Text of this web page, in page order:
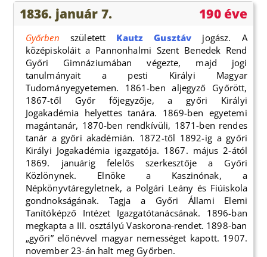
1836. január 7. 190 éve
Győrben született Kautz Gusztáv jogász. A
középiskoláit a Pannonhalmi Szent Benedek Rend
Győri Gimnáziumában végezte, majd jogi
tanulmányait a pesti Királyi Magyar
Tudományegyetemen. 1861-ben aljegyző Győrött,
1867-től Győr főjegyzője, a győri Királyi
Jogakadémia helyettes tanára. 1869-ben egyetemi
magántanár, 1870-ben rendkívüli, 1871-ben rendes
tanár a győri akadémián. 1872-től 1892-ig a győri
Királyi Jogakadémia igazgatója. 1867. május 2-ától
1869. januárig felelős szerkesztője a Győri
Közlönynek. Elnöke a Kaszinónak, a
Népkönyvtáregyletnek, a Polgári Leány és Fiúiskola
gondnokságának. Tagja a Győri Állami Elemi
Tanítóképző Intézet Igazgatótanácsának. 1896-ban
megkapta a III. osztályú Vaskorona-rendet. 1898-ban
„győri” előnévvel magyar nemességet kapott. 1907.
november 23-án halt meg Győrben.